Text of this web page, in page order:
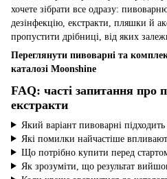
хочете зібрати все одразу:
дезінфекцію, екстракти, пляшки й
пропустити дрібниці, від яких
Переглянути пивоварні та
каталозі Moonshine
FAQ: часті запитання про
екстракти
Який варіант пивоварні
Які помилки найчастіше
Що потрібно купити перед
Як зрозуміти, що результат